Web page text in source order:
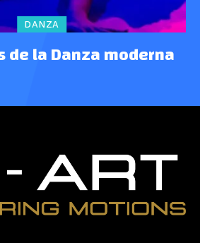
DANZA
de la Danza moderna